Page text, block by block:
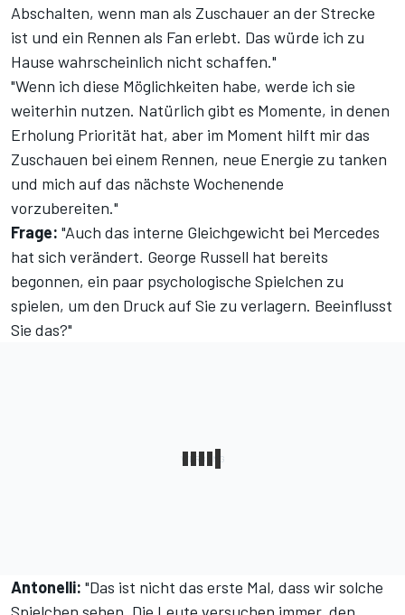
Abschalten, wenn man als Zuschauer an der Strecke
ist und ein Rennen als Fan erlebt. Das würde ich zu
Hause wahrscheinlich nicht schaffen."
"Wenn ich diese Möglichkeiten habe, werde ich sie
weiterhin nutzen. Natürlich gibt es Momente, in denen
Erholung Priorität hat, aber im Moment hilft mir das
Zuschauen bei einem Rennen, neue Energie zu tanken
und mich auf das nächste Wochenende
vorzubereiten."
Frage: "Auch das interne Gleichgewicht bei Mercedes
hat sich verändert. George Russell hat bereits
begonnen, ein paar psychologische Spielchen zu
spielen, um den Druck auf Sie zu verlagern. Beeinflusst
Sie das?"
Antonelli: "Das ist nicht das erste Mal, dass wir solche